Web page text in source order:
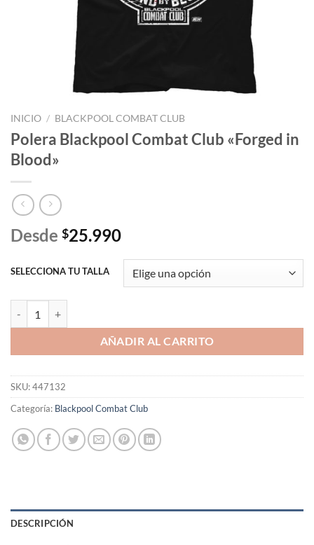
INICIO / BLACKPOOL COMBAT CLUB
Polera Blackpool Combat Club «Forged in
Blood»
Desde $25.990
SELECCIONA TU TALLA
AÑADIR AL CARRITO
SKU:447132
Categoría: Blackpool Combat Club
DESCRIPCIÓN